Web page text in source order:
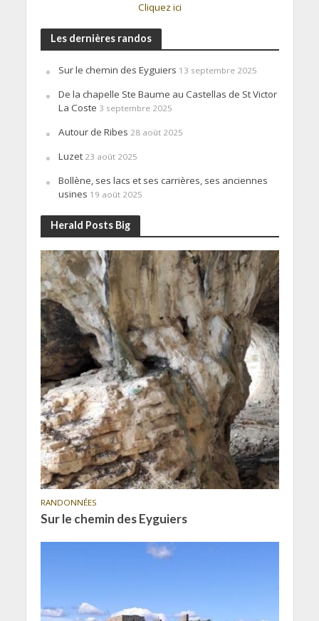
Cliquez ici
Les dernières randos
Sur le chemin des Eyguiers 13 septembre 2025
De la chapelle Ste Baume au Castellas de St Victor
La Coste 3 septembre 2025
Autour de Ribes 28 août 2025
Luzet 23 août 2025
Bollène, ses lacs et ses carrières, ses anciennes
usines 19 août 2025
Herald Posts Big
RANDONNÉES
Sur le chemin des Eyguiers